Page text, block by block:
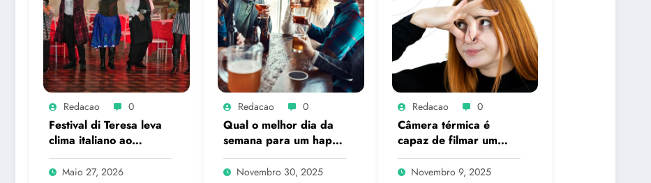
Redacao 0
Festival di Teresa leva
clima italiano ao
coração de Petrópolis
Maio 27, 2026
Redacao 0
Qual o melhor dia da
semana para um happy
hour?
Novembro 30, 2025
Redacao 0
Câmera térmica é
capaz de filmar um
pum? A ciência explica
o que é real
Novembro 9, 2025